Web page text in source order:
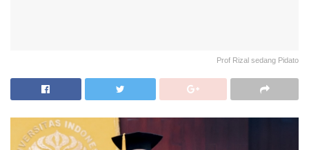
Prof Rizal sedang Pidato